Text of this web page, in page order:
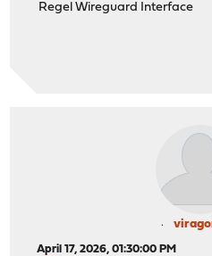
Regel Wireguard Interface
April 17, 2026, 01:30:00 PM